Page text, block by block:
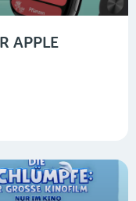
APPLE